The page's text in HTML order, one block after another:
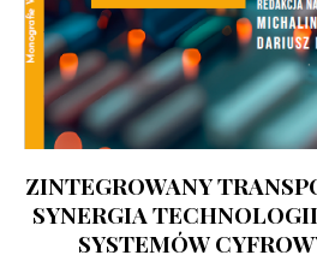
ZINTEGROWANY
SYNERGIA
SYSTEMÓW